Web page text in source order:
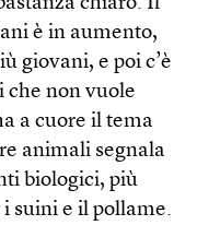
è in aumento,
giovani, e poi c’è
che non vuole
a cuore il tema
animali segnala
biologici, più
suini e il pollame.